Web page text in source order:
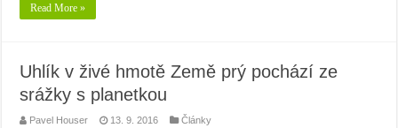
Read More »
Uhlík v živé hmotě Země prý pochází ze
srážky s planetkou
Pavel Houser 13. 9. 2016 Články